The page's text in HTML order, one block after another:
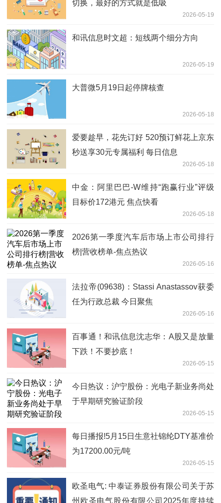
切换，最好的方式就是低吸
2026-05-19
和讯信息时文超：短线两个细分方向
2026-05-19
大普微5月19日起停牌核查
2026-05-18
爱要趁早，花先订好 520预订鲜花上京东
秒送享30元专属福利 每日信息
2026-05-18
中金：阿里巴巴-W维持“跑赢行业”评级
目标价172港元 焦点快看
2026-05-18
2026第一季度汽车后市场上市公司排行
榜|营收榜单-焦点热议
2026-05-16
法拉帝(09638)：Stassi Anastassov获委
任为行政总裁 今日聚焦
2026-05-16
百事通！和讯信息沈志华：A股又是放量
下跌！不要抄底！
2026-05-15
今日热议：沪宁股份：光电子新业务尚处
于早期研究验证阶段
2026-05-15
每日播报!5月15日生意社锦纶DTY基准价
为17200.00元/吨
2026-05-15
欧圣电气: 中泰证券股份有限公司关于苏
州欧圣电气股份有限公司2025年度持续